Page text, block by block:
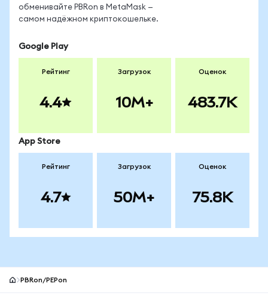
обменивайте PBRon в MetaMask —
самом надёжном криптокошельке.
Google Play
Рейтинг
4.4
Загрузок
10M+
Оценок
483.7K
App Store
Рейтинг
4.7
Загрузок
50M+
Оценок
75.8K
PBRon/PEPon